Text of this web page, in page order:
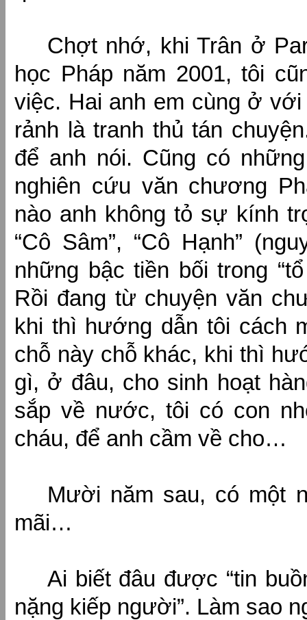
Chợt nhớ, khi Trân ở
học Pháp năm 2001, tôi
việc. Hai anh em cùng ở
rảnh là tranh thủ tán
để anh nói. Cũng có
nghiên cứu văn chương
nào anh không tỏ sự kính
“Cô Sâm”, “Cô Hạnh”
những bậc tiền bối trong
Rồi đang từ chuyện văn
khi thì hướng dẫn tôi cách
chỗ này chỗ khác, khi thì
gì, ở đâu, cho sinh hoạt
sắp về nước, tôi có con
cháu, để anh cầm về cho…
Mười năm sau, có một
mãi…
Ai biết đâu được “tin
nặng kiếp người”. Làm sao